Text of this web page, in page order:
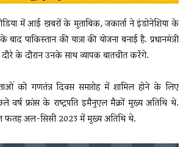
में आई खबरों के मुताबिक, जकार्ता ने इंडोनेशिया के
बाद पाकिस्तान की यात्रा की योजना बनाई है. प्रधानमंत्री
दौरे के दौरान उनके साथ व्यापक बातचीत करेंगे.
को गणतंत्र दिवस समारोह में शामिल होने के लिए
वर्ष फ्रांस के राष्ट्रपति इमैनुएल मैक्रों मुख्य अतिथि थे.
फतह अल-सिसी 2023 में मुख्य अतिथि थे.